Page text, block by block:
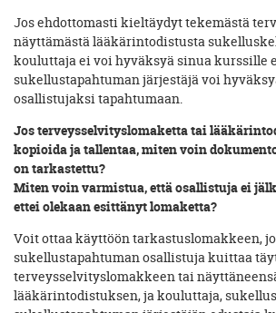
Jos ehdottomasti kieltäydyt tekemästä
näyttämästä lääkärintodistusta
kouluttaja ei voi hyväksyä sinua kurssille
sukellustapahtuman järjestäjä voi
osallistujaksi tapahtumaan.
Jos terveysselvityslomaketta tai
kopioida ja tallentaa, miten voin
on tarkastettu?
Miten voin varmistua, että osallistuja ei
ettei olekaan esittänyt lomaketta?
Voit ottaa käyttöön tarkastuslomakkeen,
sukellustapahtuman osallistuja kuittaa
terveysselvityslomakkeen tai
lääkärintodistuksen, ja kouluttaja,